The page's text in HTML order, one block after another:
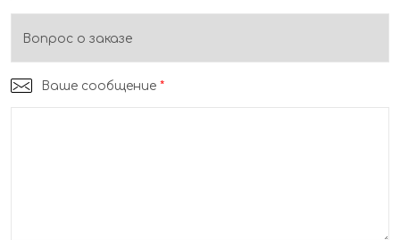
Ваше сообщение *